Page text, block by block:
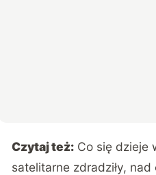
Czytaj też: Co się dzieje
satelitarne zdradziły,